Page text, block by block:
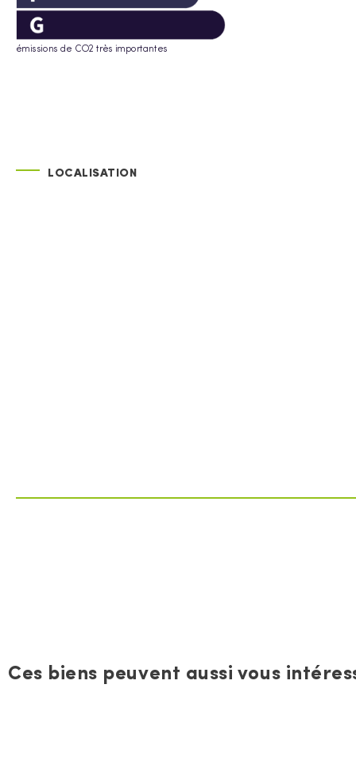
émissions de CO2 très importantes
LOCALISATION
Ces biens peuvent aussi vous